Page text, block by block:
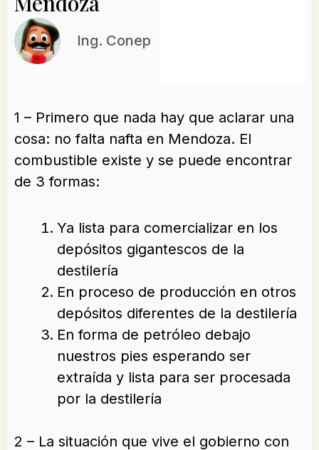
Ing. Conep
1 – Primero que nada hay que aclarar una
cosa: no falta nafta en Mendoza. El
combustible existe y se puede encontrar
de 3 formas:
Ya lista para comercializar en los
depósitos gigantescos de la
destilería
En proceso de producción en otros
depósitos diferentes de la destilería
En forma de petróleo debajo
nuestros pies esperando ser
extraída y lista para ser procesada
por la destilería
2 – La situación que vive el gobierno con